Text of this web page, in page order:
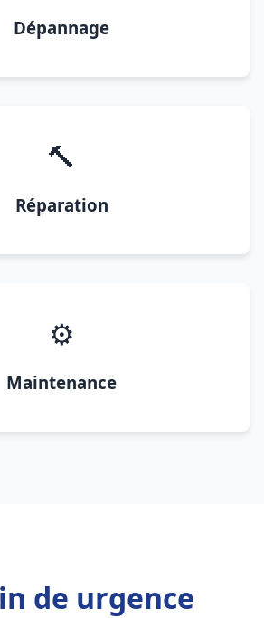
Dépannage
🔨
Réparation
⚙️
Maintenance
de urgence